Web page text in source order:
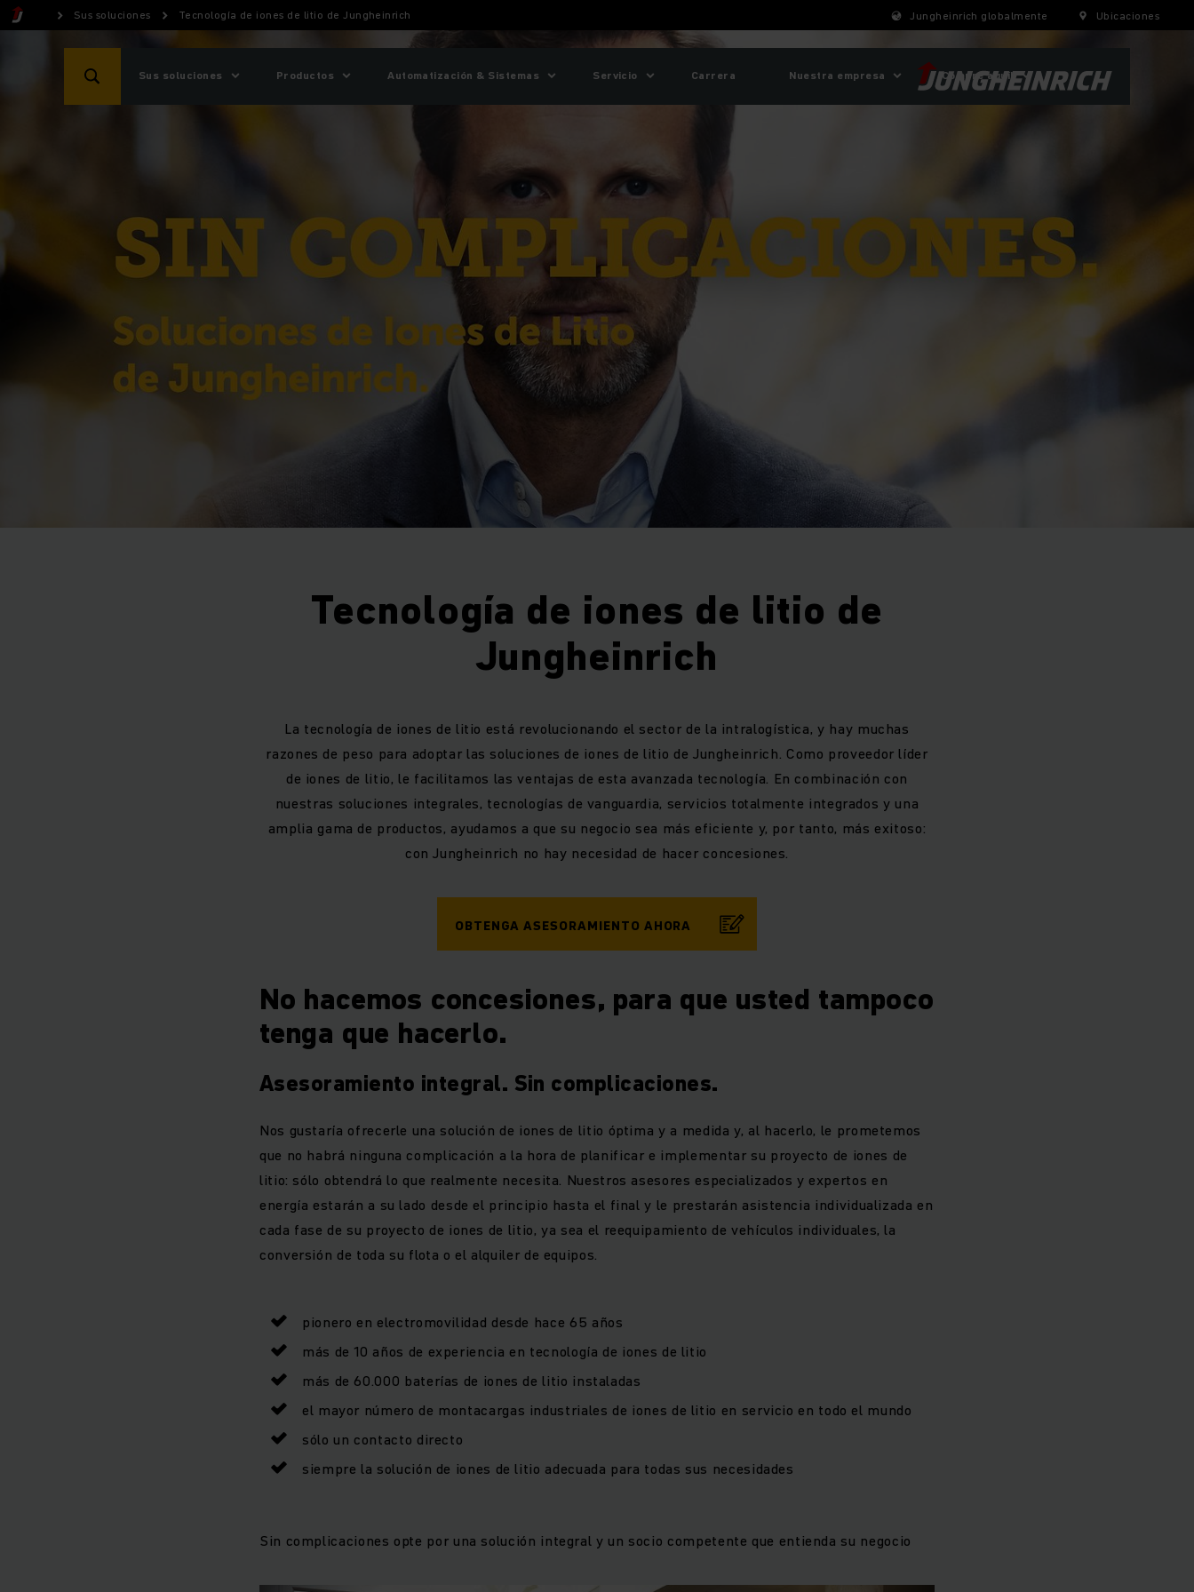
Sus soluciones Tecnología de iones de litio de Jungheinrich Jungheinrich globalmente Ubicaciones
Sus soluciones Productos Automatización & Sistemas Servicio Carrera Nuestra empresa ¡Compre aquí!
Tecnología de iones de litio de
Jungheinrich
La tecnología de iones de litio está revolucionando el sector de la intralogística, y hay muchas
razones de peso para adoptar las soluciones de iones de litio de Jungheinrich. Como proveedor líder
de iones de litio, le facilitamos las ventajas de esta avanzada tecnología. En combinación con
nuestras soluciones integrales, tecnologías de vanguardia, servicios totalmente integrados y una
amplia gama de productos, ayudamos a que su negocio sea más eficiente y, por tanto, más exitoso:
con Jungheinrich no hay necesidad de hacer concesiones.
OBTENGA ASESORAMIENTO AHORA
No hacemos concesiones, para que usted tampoco
tenga que hacerlo.
Asesoramiento integral. Sin complicaciones.
Nos gustaría ofrecerle una solución de iones de litio óptima y a medida y, al hacerlo, le prometemos
que no habrá ninguna complicación a la hora de planificar e implementar su proyecto de iones de
litio: sólo obtendrá lo que realmente necesita. Nuestros asesores especializados y expertos en
energía estarán a su lado desde el principio hasta el final y le prestarán asistencia individualizada en
cada fase de su proyecto de iones de litio, ya sea el reequipamiento de vehículos individuales, la
conversión de toda su flota o el alquiler de equipos.
pionero en electromovilidad desde hace 65 años
más de 10 años de experiencia en tecnología de iones de litio
más de 60.000 baterías de iones de litio instaladas
el mayor número de montacargas industriales de iones de litio en servicio en todo el mundo
sólo un contacto directo
siempre la solución de iones de litio adecuada para todas sus necesidades
Sin complicaciones opte por una solución integral y un socio competente que entienda su negocio